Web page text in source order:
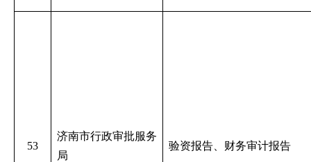
53
济南市行政审批服务
局
验资报告、财务审计报告